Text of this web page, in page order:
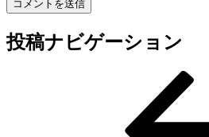
投稿ナビゲーション